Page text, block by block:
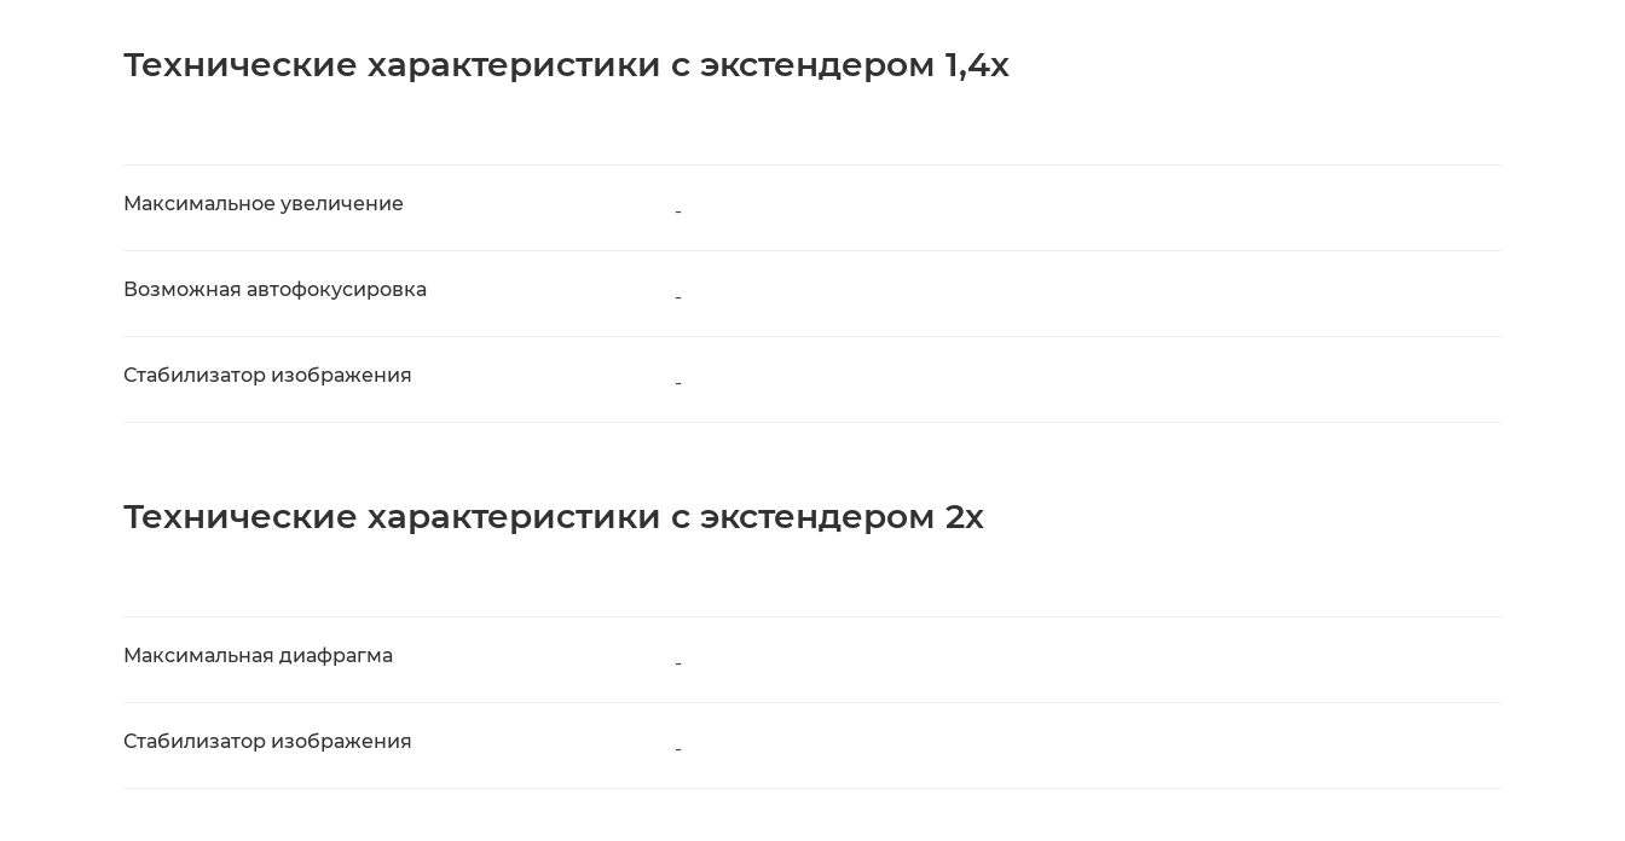
Технические характеристики с экстендером 1,4x
Максимальное увеличение -
Возможная автофокусировка -
Стабилизатор изображения -
Технические характеристики с экстендером 2x
Максимальная диафрагма -
Стабилизатор изображения -